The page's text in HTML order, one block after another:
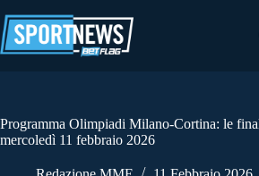
al
contenuto
Programma Olimpiadi Milano-Cortina: le
mercoledì 11 febbraio 2026